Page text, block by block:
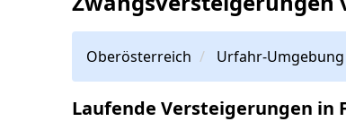
Oberösterreich Urfahr-Umgebung
Laufende Versteigerungen in